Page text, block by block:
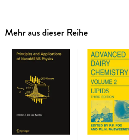
and coatings.
From the Contents: Basics and
polymers and coatings. -
synthesis, and processing of
coatings. - Modelling of intelligent
Mehr aus dieser Reihe